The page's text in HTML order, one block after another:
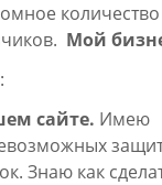
Мой
сайте. Имею
Знаю как